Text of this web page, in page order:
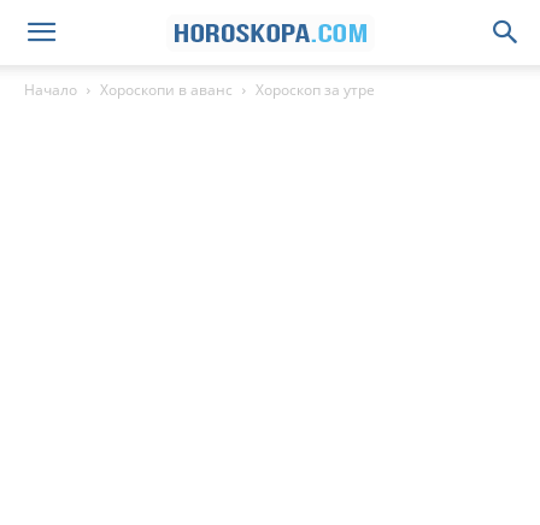
Начало Хороскопи в аванс Хороскоп за утре